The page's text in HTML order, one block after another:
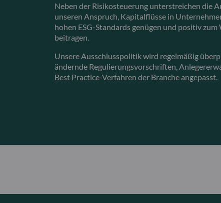
Neben der Risikosteuerung unterstreichen die
unseren Anspruch, Kapitalflüsse in
hohen ESG-Standards genügen und positiv zum
beitragen.
Unsere Ausschlusspolitik wird regelmäßig
ändernde Regulierungsvorschriften,
Best Practice-Verfahren der Branche angepasst.